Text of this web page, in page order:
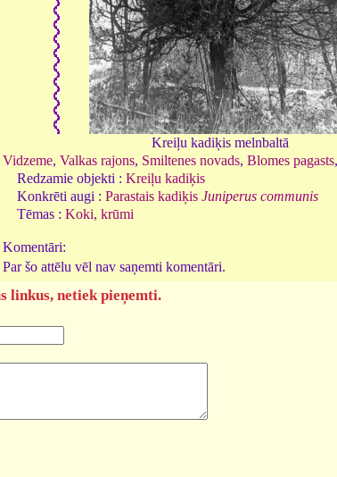
Kreiļu kadiķis melnbaltā
Vidzeme, Valkas rajons, Smiltenes novads, Blomes pagasts
Redzamie objekti : Kreiļu kadiķis
Konkrēti augi : Parastais kadiķis Juniperus communis
Tēmas : Koki, krūmi
Komentāri:
Par šo attēlu vēl nav saņemti komentāri.
linkus, netiek pieņemti.